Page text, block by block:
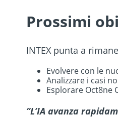
Prossimi
INTEX punta a
Evolvere con le
Analizzare i casi
Esplorare Oct8ne
“L’IA avanza